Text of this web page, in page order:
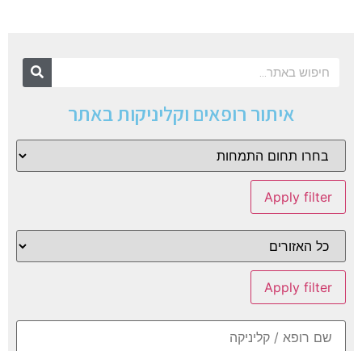
איתור רופאים וקליניקות באתר
Apply filter
Apply filter